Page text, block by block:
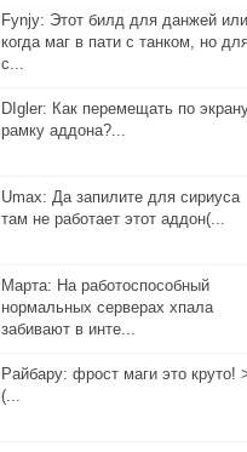
Fynjy: Этот билд для данжей или
когда маг в пати с танком, но
с...
DIgler: Как перемещать по
рамку аддона?...
Umax: Да запилите для сириуса
там не работает этот аддон(...
Марта: На работоспособный
нормальных серверах хпала
забивают в инте...
Райбару: фрост маги это круто!
(...